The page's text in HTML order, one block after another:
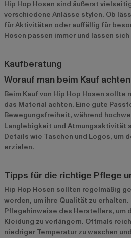
Hip Hop Hosen sind äußerst
verschiedene Anlässe stylen. Ob
für Aktivitäten oder auffällig für
Hosen passen immer und lassen
Kaufberatung
Worauf man beim Kauf
Beim Kauf von Hip Hop Hosen sollte
das Material achten. Eine gute
Bewegungsfreiheit, während
Langlebigkeit und Atmungsaktivität
Details wie Taschen und Logos, um
erzielen.
Tipps für die richtige Pflege
Hip Hop Hosen sollten regelmäßig
werden, um ihre Qualität zu
Pflegehinweise des Herstellers, um
Kleidung zu verlängern. Oftmals
niedriger Temperatur zu waschen